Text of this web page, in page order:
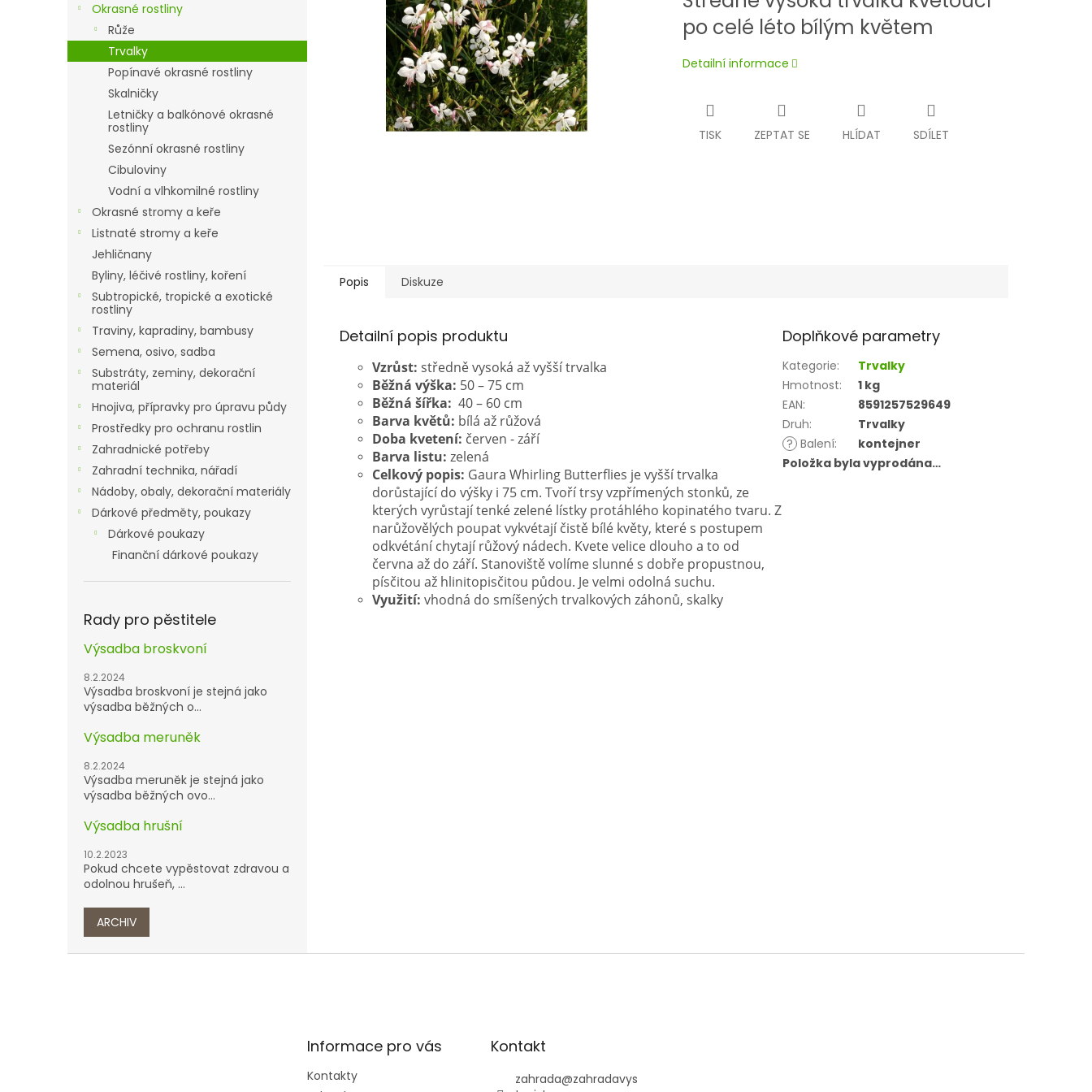
e
l
Okrasné rostliny
Růže
Trvalky
Popínavé okrasné rostliny
Skalničky
Letničky a balkónové okrasné
rostliny
Sezónní okrasné rostliny
Cibuloviny
Vodní a vlhkomilné rostliny
Okrasné stromy a keře
Listnaté stromy a keře
Jehličnany
Byliny, léčivé rostliny, koření
Subtropické, tropické a exotické
rostliny
Traviny, kapradiny, bambusy
Semena, osivo, sadba
Substráty, zeminy, dekorační
materiál
Hnojiva, přípravky pro úpravu půdy
Prostředky pro ochranu rostlin
Zahradnické potřeby
Zahradní technika, nářadí
Nádoby, obaly, dekorační materiály
Dárkové předměty, poukazy
Dárkové poukazy
Finanční dárkové poukazy
Rady pro pěstitele
Výsadba broskvoní
8.2.2024
Výsadba broskvoní je stejná jako
výsadba běžných o...
Výsadba meruněk
8.2.2024
Výsadba meruněk je stejná jako
výsadba běžných ovo...
Výsadba hrušní
10.2.2023
Pokud chcete vypěstovat zdravou a
odolnou hrušeň, ...
ARCHIV
po celé léto bílým květem
Detailní informace
TISK ZEPTAT SE HLÍDAT SDÍLET
Popis Diskuze
Detailní popis produktu
Vzrůst: středně vysoká až vyšší trvalka
Běžná výška: 50 – 75 cm
Běžná šířka: 40 – 60 cm
Barva květů: bílá až růžová
Doba kvetení: červen - září
Barva listu: zelená
Celkový popis: Gaura Whirling Butterflies je vyšší trvalka
dorůstající do výšky i 75 cm. Tvoří trsy vzpřímených stonků, ze
kterých vyrůstají tenké zelené lístky protáhlého kopinatého tvaru. Z
narůžovělých poupat vykvétají čistě bílé květy, které s postupem
odkvétání chytají růžový nádech. Kvete velice dlouho a to od
června až do září. Stanoviště volíme slunné s dobře propustnou,
písčitou až hlinitopisčitou půdou. Je velmi odolná suchu.
Využití: vhodná do smíšených trvalkových záhonů, skalky
Doplňkové parametry
Kategorie:
Trvalky
Hmotnost:
1 kg
EAN:
8591257529649
Druh:
Trvalky
? Balení:
kontejner
Položka byla vyprodána…
Informace pro vás
Kontakty
Kontakt
zahrada@zahradavys